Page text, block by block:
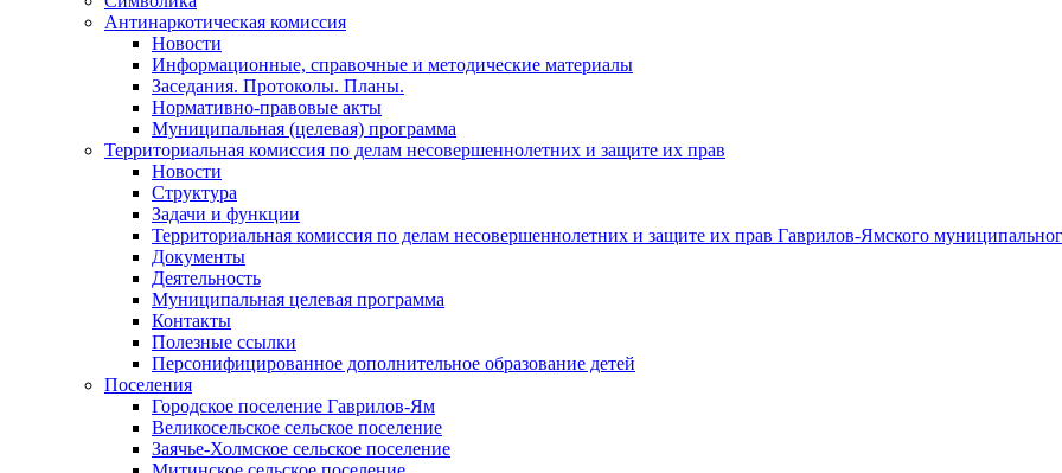
Антинаркотическая комиссия
Новости
Информационные, справочные и методические материалы
Заседания. Протоколы. Планы.
Нормативно-правовые акты
Муниципальная (целевая) программа
Территориальная комиссия по делам несовершеннолетних и защите их прав
Новости
Структура
Задачи и функции
Территориальная комиссия по делам несовершеннолетних и защите их прав Гаврилов-Ямского
Документы
Деятельность
Муниципальная целевая программа
Контакты
Полезные ссылки
Персонифицированное дополнительное образование детей
Поселения
Городское поселение Гаврилов-Ям
Великосельское сельское поселение
Заячье-Холмское сельское поселение